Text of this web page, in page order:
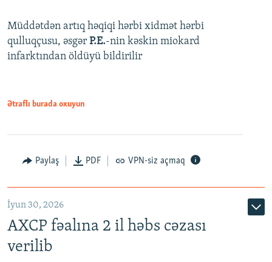
Müddətdən artıq həqiqi hərbi xidmət hərbi
qulluqçusu, əsgər P.E.-nin kəskin miokard
infarktından öldüyü bildirilir
Ətraflı burada oxuyun
Paylaş PDF VPN-siz açmaq
İyun 30, 2026
AXCP fəalına 2 il həbs cəzası
verilib